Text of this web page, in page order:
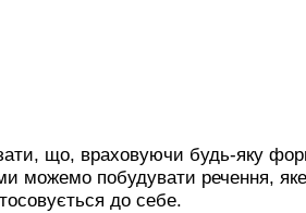
що, враховуючи будь-яку
можемо побудувати речення, яке
до себе.